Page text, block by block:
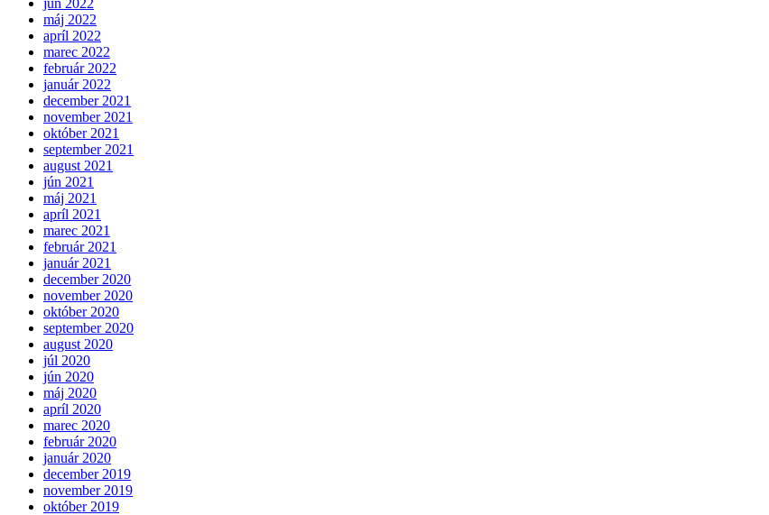
máj 2022
apríl 2022
marec 2022
február 2022
január 2022
december 2021
november 2021
október 2021
september 2021
august 2021
jún 2021
máj 2021
apríl 2021
marec 2021
február 2021
január 2021
december 2020
november 2020
október 2020
september 2020
august 2020
júl 2020
jún 2020
máj 2020
apríl 2020
marec 2020
február 2020
január 2020
december 2019
november 2019
október 2019